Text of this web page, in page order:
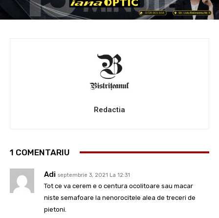
Redactia
1 COMENTARIU
Adi septembrie 3, 2021 La 12:31
Tot ce va cerem e o centura ocolitoare sau macar
niste semafoare la nenorocitele alea de treceri de
pietoni.